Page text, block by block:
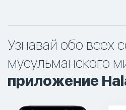
Узнавай обо всех
мусульманского
приложение